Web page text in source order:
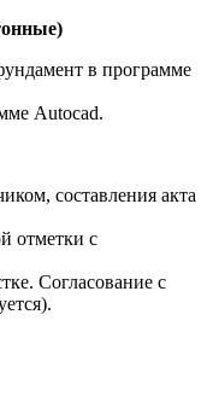
в программе
Autocad.
составления акта
отметки с
Согласование с